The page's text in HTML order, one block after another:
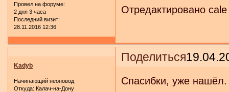
Провел на форуме:
2 дня 3 часа
Последний визит:
28.11.2016 12:36
Отредактировано
Поделиться
Kadyb
Начинающий неоновод
Откуда: Калач-на-Дону
Спасибки, уже нашёл.